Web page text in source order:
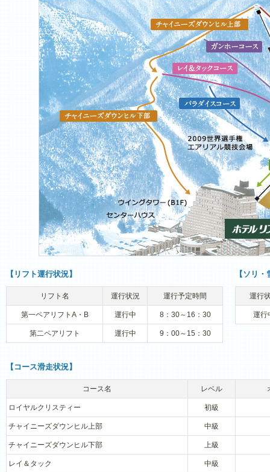
【リフト運行状況】
リフト名 運行状況 運行予定時間
第一ペアリフトA・B 運行中 8：30～16：30
第二ペアリフト 運行中 9：00～15：30
【ソリ
運行
運行
【コース滑走状況】
コース名 レベル
ロイヤルクリスティー 初級
チャイニーズダウンヒル上部 中級
チャイニーズダウンヒル下部 上級
レイ＆タック 中級